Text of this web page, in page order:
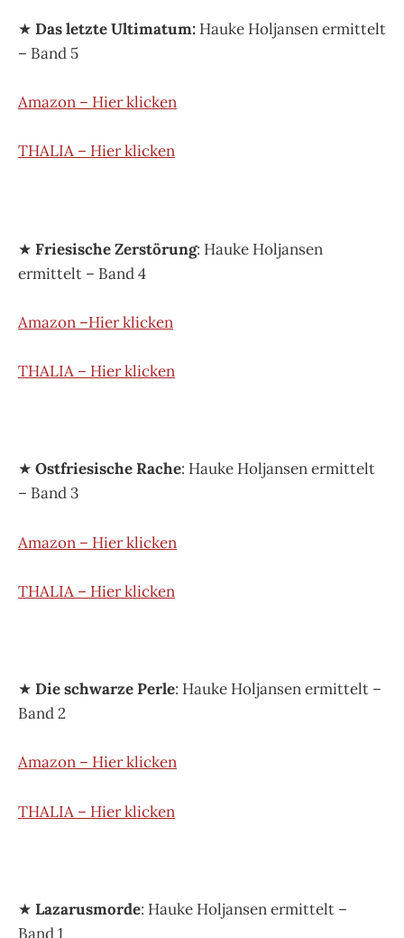
★ Das letzte Ultimatum: Hauke Holjansen ermittelt
– Band 5
Amazon – Hier klicken
THALIA – Hier klicken
★ Friesische Zerstörung: Hauke Holjansen
ermittelt – Band 4
Amazon –Hier klicken
THALIA – Hier klicken
★ Ostfriesische Rache: Hauke Holjansen ermittelt
– Band 3
Amazon – Hier klicken
THALIA – Hier klicken
★ Die schwarze Perle: Hauke Holjansen ermittelt –
Band 2
Amazon – Hier klicken
THALIA – Hier klicken
★ Lazarusmorde: Hauke Holjansen ermittelt –
Band 1